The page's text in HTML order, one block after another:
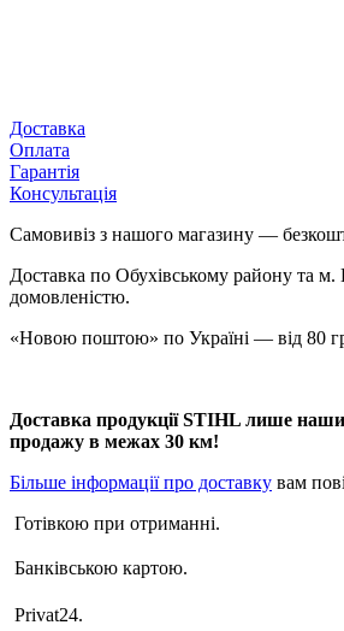
Доставка
Оплата
Гарантія
Консультація
Самовивіз з нашого магазину —
Доставка по Обухівському району та м.
домовленістю.
«Новою поштою» по Україні — від 80
Доставка продукції STIHL лише
продажу в межах 30 км!
Більше інформації про доставку вам
Готівкою при отриманні.
Банківською картою.
Privat24.